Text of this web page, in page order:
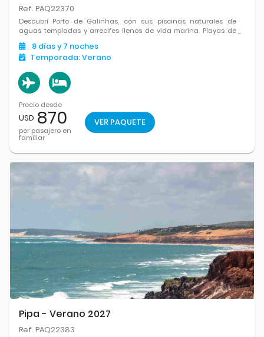
Ref. PAQ22370
Descubrí Porto de Galinhas, con sus piscinas naturales de
aguas templadas y arrecifes llenos de vida marina. Playas de
arena blanca y coco te esperan en uno de los rincones más
lindos de Brasil.
8 díasy 7 noches
Temporada:Verano
Precio desde
USD 870
por pasajero en
familiar
VER PAQUETE
Pipa - Verano 2027
Ref. PAQ22383